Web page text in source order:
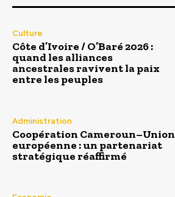
Culture
Côte d’Ivoire / O’Baré 2026 :
quand les alliances
ancestrales ravivent la paix
entre les peuples
Administration
Coopération Cameroun–Union
européenne : un partenariat
stratégique réaffirmé